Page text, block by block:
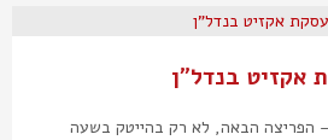
אקזיט בנדל"ן
הפריצה הבאה, לא רק בהייטק בשעה